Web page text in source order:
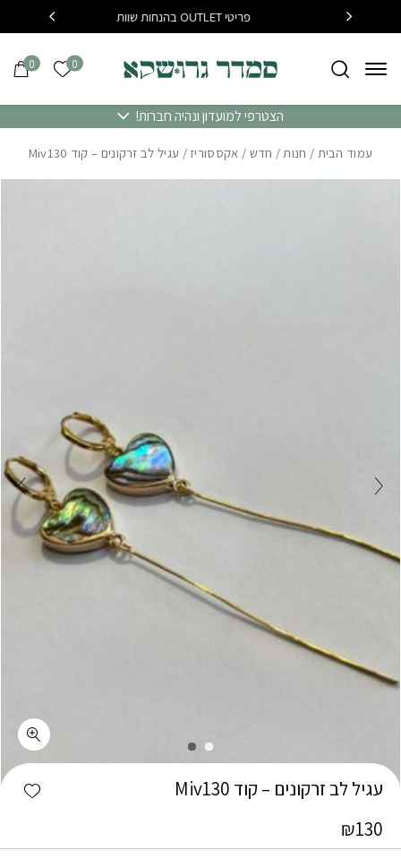
Skip to Content פריטי OUTLET בהנחות שוות
0 הרשימה
0
הצטרפי למועדון ונהיה חברות!
עמוד הבית / חנות/ חדש / אקססוריז/ עגיל לב זרקונים – קוד Miv130
עגיל לב זרקונים – קוד Miv130
₪130
בחזרה למעלה